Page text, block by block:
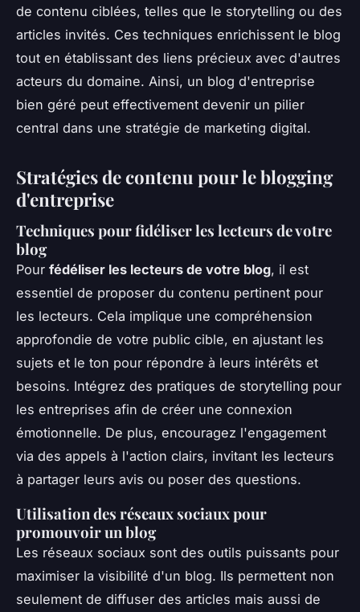
de contenu ciblées, telles que le storytelling ou des
articles invités. Ces techniques enrichissent le blog
tout en établissant des liens précieux avec d'autres
acteurs du domaine. Ainsi, un blog d'entreprise
bien géré peut effectivement devenir un pilier
central dans une stratégie de marketing digital.
Stratégies de contenu pour le blogging
d'entreprise
Techniques pour fidéliser les lecteurs de votre
blog
Pour fédéliser les lecteurs de votre blog, il est
essentiel de proposer du contenu pertinent pour
les lecteurs. Cela implique une compréhension
approfondie de votre public cible, en ajustant les
sujets et le ton pour répondre à leurs intérêts et
besoins. Intégrez des pratiques de storytelling pour
les entreprises afin de créer une connexion
émotionnelle. De plus, encouragez l'engagement
via des appels à l'action clairs, invitant les lecteurs
à partager leurs avis ou poser des questions.
Utilisation des réseaux sociaux pour
promouvoir un blog
Les réseaux sociaux sont des outils puissants pour
maximiser la visibilité d'un blog. Ils permettent non
seulement de diffuser des articles mais aussi de